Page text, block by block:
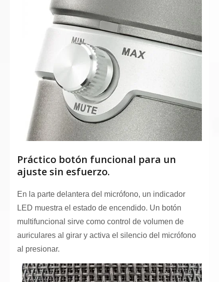
Práctico botón funcional para un
ajuste sin esfuerzo.
En la parte delantera del micrófono, un indicador
LED muestra el estado de encendido. Un botón
multifuncional sirve como control de volumen de
auriculares al girar y activa el silencio del micrófono
al presionar.